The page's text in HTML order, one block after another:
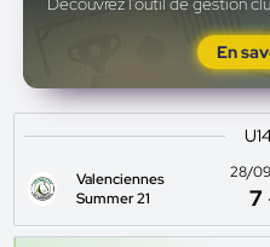
En
Valenciennes
Summer 21
28/
7